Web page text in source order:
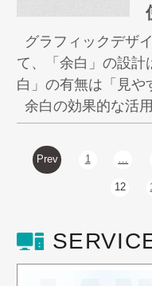
グラフィックデザ
て、「余白」の設計
白」の有無は「見や
余白の効果的な活
Prev 1
12